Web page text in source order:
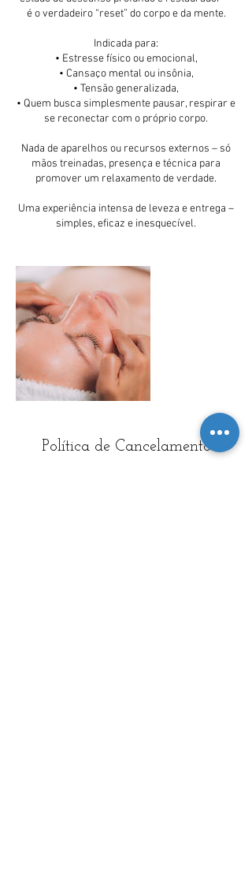
é o verdadeiro “reset” do corpo e da mente.
Indicada para:
• Estresse físico ou emocional,
• Cansaço mental ou insônia,
• Tensão generalizada,
• Quem busca simplesmente pausar, respirar e
se reconectar com o próprio corpo.
Nada de aparelhos ou recursos externos – só
mãos treinadas, presença e técnica para
promover um relaxamento de verdade.
Uma experiência intensa de leveza e entrega –
simples, eficaz e inesquecível.
Política de Cancelamento